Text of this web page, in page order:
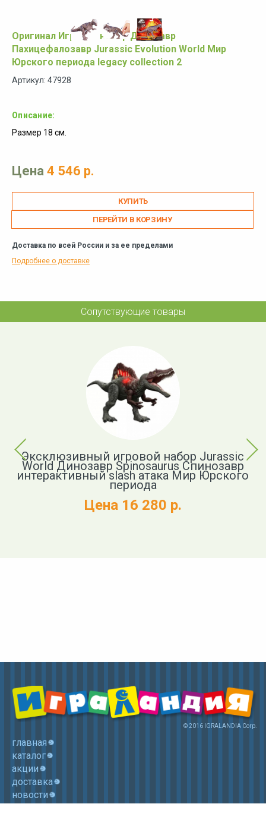
Оригинал Игровой набор Динозавр
Пахицефалозавр Jurassic Evolution World Мир
Юрского периода legacy collection 2
Артикул: 47928
Описание:
Размер 18 см.
Цена 4 546 р.
ПЕРЕЙТИ В КОРЗИНУ
Доставка по всей России и за ее пределами
Подробнее о доставке
Сопутствующие товары
Previous
Эксклюзивный игровой набор Jurassic
World Динозавр Spinosaurus Спинозавр
интерактивный slash атака Мир Юрского
периода
Цена 16 280 р.
Next
© 2016 IGRALANDIA Corp.
главная
каталог
акции
доставка
новости